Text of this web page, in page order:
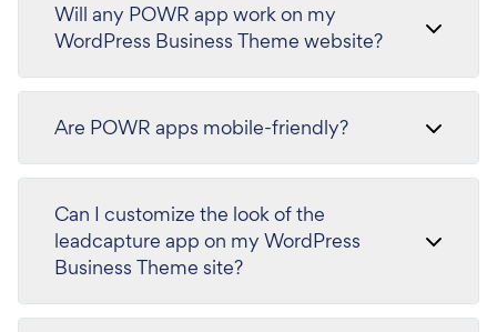
Will any POWR app work on my
WordPress Business Theme website?
Are POWR apps mobile-friendly?
Can I customize the look of the
leadcapture app on my WordPress
Business Theme site?